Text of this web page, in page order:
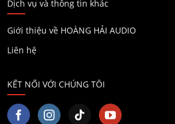
Dịch vụ và thông tin khác
Giới thiệu về HOÀNG HẢI AUDIO
Liên hệ
KẾT NỐI VỚI CHÚNG TÔI